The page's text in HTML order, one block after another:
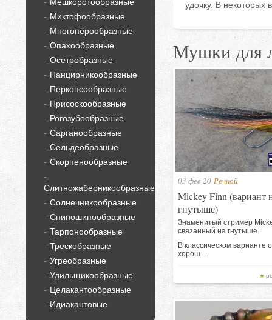
Миктофообразные
Многопёрообразные
Опахообразные
Осетробразные
Панцирникообразные
Перкопсообразные
Присоскообразные
Рогозубообразные
Сарганообразные
Сельдеобразные
Скорпенообразные
Слитножаберникообразные
Солнечникообразные
Спиношипообразные
Тарпонообразные
Трескобразные
Угреобразные
Удильщикообразные
Целакантообразные
Идиакантовые
удочку. В
Мушки для
03 фев 20 Речной
Mickey Finn (вариант
гнутыше)
Знаменитый стример
связанный на гнутыше.
В классическом варианте
хорош…